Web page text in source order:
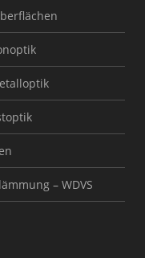
– WDVS